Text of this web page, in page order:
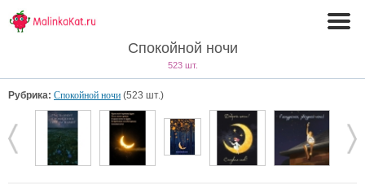
Спокойной ночи
523 шт.
Рубрика: Спокойной ночи (523 шт.)